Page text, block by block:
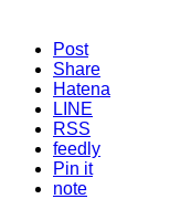
Post
Share
Hatena
LINE
RSS
feedly
Pin it
note